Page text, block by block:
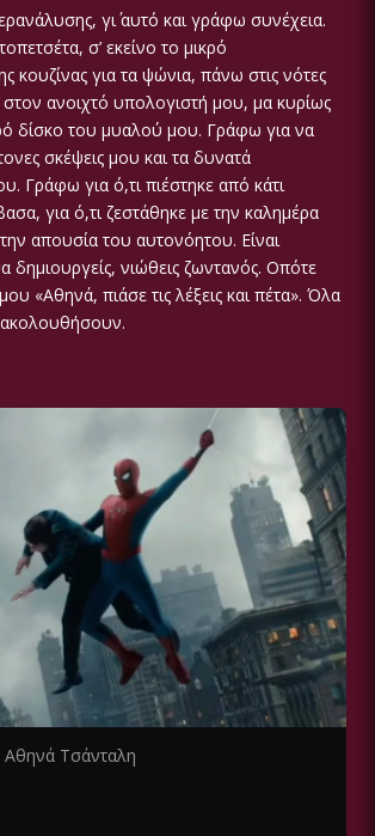
γι΄ αυτό και γράφω συνέχεια.
σ’ εκείνο το μικρό
κουζίνας για τα ψώνια, πάνω στις νότες
ανοιχτό υπολογιστή μου, μα κυρίως
δίσκο του μυαλού μου. Γράφω για να
σκέψεις μου και τα δυνατά
Γράφω για ό,τι πιέστηκε από κάτι
για ό,τι ζεστάθηκε με την καλημέρα
απουσία του αυτονόητου. Είναι
δημιουργείς, νιώθεις ζωντανός. Οπότε
«Αθηνά, πιάσε τις λέξεις και πέτα». Όλα
Αθηνά Τσάνταλη